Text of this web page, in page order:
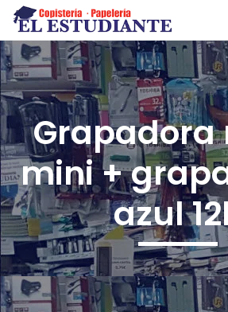
El Estudiante
Copistería
Papelería
Servicios
Grapadora
mini +
azul